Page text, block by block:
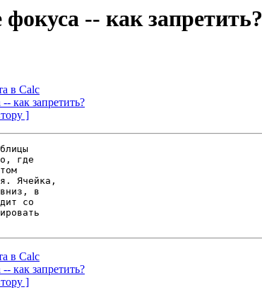
-- как запретить?
в Calc
как запретить?
]
где
Ячейка,
вниз, в
со
в Calc
как запретить?
]